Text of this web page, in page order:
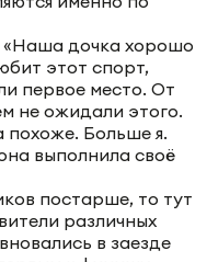
«Наша дочка хорошо
этот спорт,
первое место. От
не ожидали этого.
Больше я.
выполнила своё
постарше, то тут
различных
в заезде